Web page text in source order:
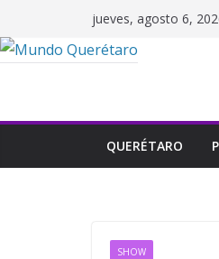
al
contenido
jueves, agosto 6,
QUERÉTARO
SHOW